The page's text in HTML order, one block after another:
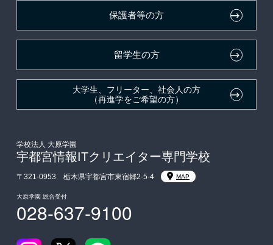
在校生・卒業生紹介推薦入学
大学生・短期大学生特別入学
学費
入学前のお勧め学習システム
大学・短期大学・公務員併願制度
保護者等の方
留学生の方
大学生、フリーター、社会人の方
（再進学をご希望の方）
学校法人 大原学園
宇都宮情報ITクリエイター専門学校
〒321-0953 栃木県宇都宮市東宿郷2-5-4 MAP
大原学園 総合受付
028-637-9100